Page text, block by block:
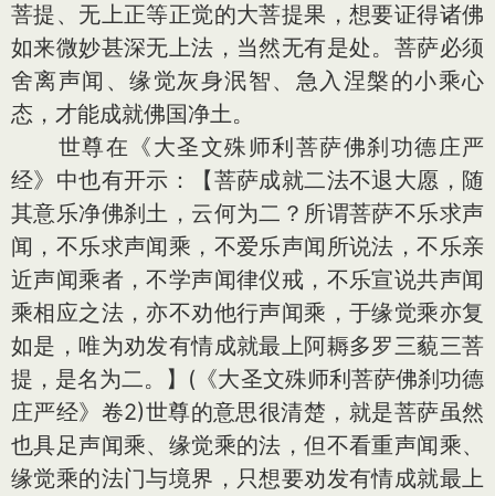
菩提、无上正等正觉的大菩提果，想要证得诸佛
如来微妙甚深无上法，当然无有是处。菩萨必须
舍离声闻、缘觉灰身泯智、急入涅槃的小乘心
态，才能成就佛国净土。
世尊在《大圣文殊师利菩萨佛刹功德庄严
经》中也有开示：【菩萨成就二法不退大愿，随
其意乐净佛刹土，云何为二？所谓菩萨不乐求声
闻，不乐求声闻乘，不爱乐声闻所说法，不乐亲
近声闻乘者，不学声闻律仪戒，不乐宣说共声闻
乘相应之法，亦不劝他行声闻乘，于缘觉乘亦复
如是，唯为劝发有情成就最上阿耨多罗三藐三菩
提，是名为二。】(《大圣文殊师利菩萨佛刹功德
庄严经》卷2)世尊的意思很清楚，就是菩萨虽然
也具足声闻乘、缘觉乘的法，但不看重声闻乘、
缘觉乘的法门与境界，只想要劝发有情成就最上